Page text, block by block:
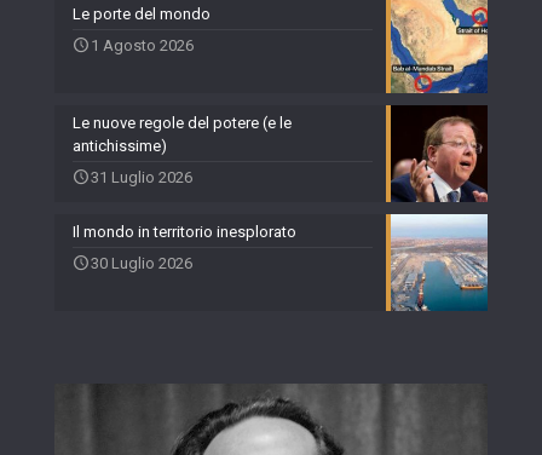
Le porte del mondo
1 Agosto 2026
Le nuove regole del potere (e le
antichissime)
31 Luglio 2026
Il mondo in territorio inesplorato
30 Luglio 2026